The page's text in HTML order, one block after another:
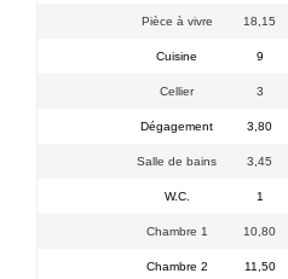
Pièce à vivre 18,15
Cuisine 9
Cellier 3
Dégagement 3,80
Salle de bains 3,45
W.C. 1
Chambre 1 10,80
Chambre 2 11,50